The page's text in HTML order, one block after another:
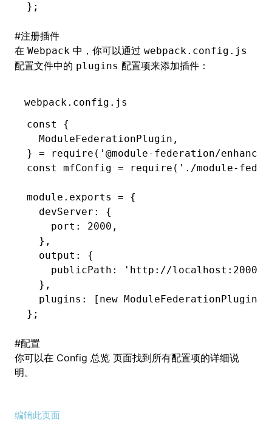
};
#注册插件
在 Webpack 中，你可以通过 webpack.config.js
配置文件中的 plugins 配置项来添加插件：
webpack.config.js
const
{
  ModuleFederationPlugin
,
} = require ( '@module-federation/
const
mfConfig = require ( './module-
module . exports = {
  devServer
:
{
    port
: 2000 ,
  }
,
  output
:
{
    publicPath
: 'http://localhost:2000/'
  }
,
  plugins
: [ new ModuleFederationPlugin
};
#配置
你可以在 Config 总览 页面找到所有配置项的详细说
明。
编辑此页面